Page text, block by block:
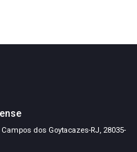
dos Goytacazes-RJ, 28035-